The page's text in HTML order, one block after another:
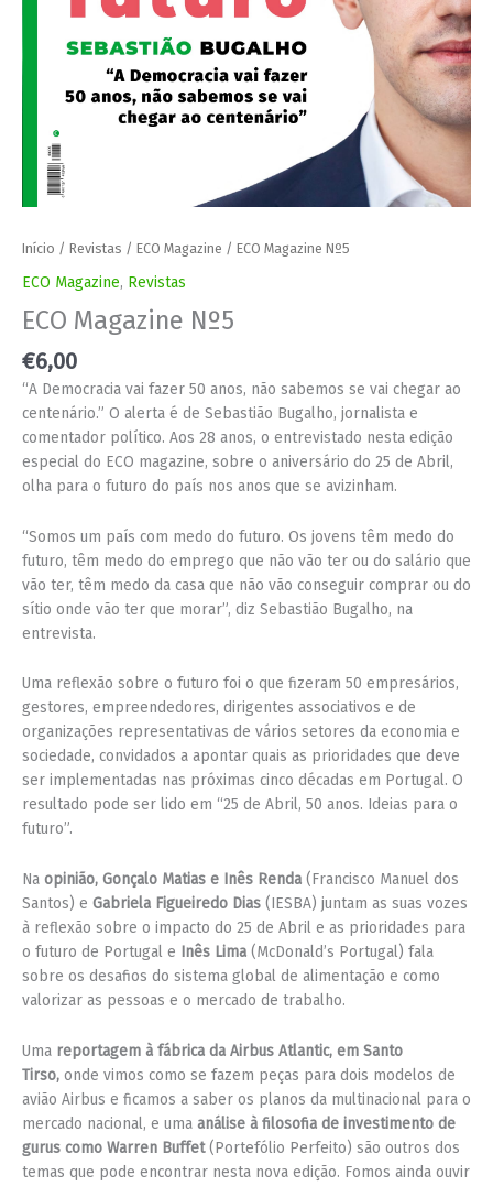
Início / Revistas / ECO Magazine / ECO Magazine Nº5
ECO Magazine, Revistas
ECO Magazine Nº5
€6,00
“A Democracia vai fazer 50 anos, não sabemos se vai chegar ao
centenário.” O alerta é de Sebastião Bugalho, jornalista e
comentador político. Aos 28 anos, o entrevistado nesta edição
especial do ECO magazine, sobre o aniversário do 25 de Abril,
olha para o futuro do país nos anos que se avizinham.
“Somos um país com medo do futuro. Os jovens têm medo do
futuro, têm medo do emprego que não vão ter ou do salário que
vão ter, têm medo da casa que não vão conseguir comprar ou do
sítio onde vão ter que morar”, diz Sebastião Bugalho, na
entrevista.
Uma reflexão sobre o futuro foi o que fizeram 50 empresários,
gestores, empreendedores, dirigentes associativos e de
organizações representativas de vários setores da economia e
sociedade, convidados a apontar quais as prioridades que deve
ser implementadas nas próximas cinco décadas em Portugal. O
resultado pode ser lido em “25 de Abril, 50 anos. Ideias para o
futuro”.
Na opinião, Gonçalo Matias e Inês Renda (Francisco Manuel dos
Santos) e Gabriela Figueiredo Dias (IESBA) juntam as suas vozes
à reflexão sobre o impacto do 25 de Abril e as prioridades para
o futuro de Portugal e Inês Lima (McDonald’s Portugal) fala
sobre os desafios do sistema global de alimentação e como
valorizar as pessoas e o mercado de trabalho.
Uma reportagem à fábrica da Airbus Atlantic, em Santo
Tirso, onde vimos como se fazem peças para dois modelos de
avião Airbus e ficamos a saber os planos da multinacional para o
mercado nacional, e uma análise à filosofia de investimento de
gurus como Warren Buffet(Portefólio Perfeito) são outros dos
temas que pode encontrar nesta nova edição. Fomos ainda ouvir